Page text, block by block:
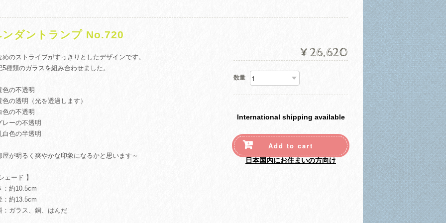
ンダントランプ No.720
めのストライプがすっきりとしたデザインです。
5種類のガラスを組み合わせました。
色の不透明
色の透明（光を透過します）
色の不透明
レーの不透明
白色の半透明
屋が明るく爽やかな印象になるかと思います～
ェード 】
：約10.5cm
：約13.5cm
：ガラス、銅、はんだ
¥26,620
数量
International shipping available
Add to cart
日本国内にお住まいの方向け